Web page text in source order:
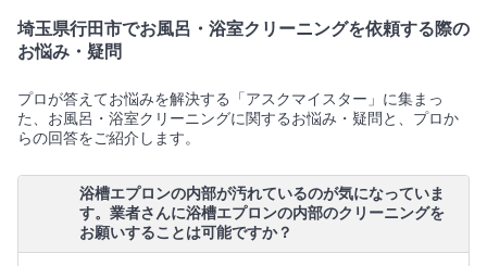
埼玉県行田市でお風呂・浴室クリーニングを依頼する際の
お悩み・疑問
プロが答えてお悩みを解決する「アスクマイスター」に集まっ
た、お風呂・浴室クリーニングに関するお悩み・疑問と、プロか
らの回答をご紹介します。
浴槽エプロンの内部が汚れているのが気になっていま
す。業者さんに浴槽エプロンの内部のクリーニングを
お願いすることは可能ですか？